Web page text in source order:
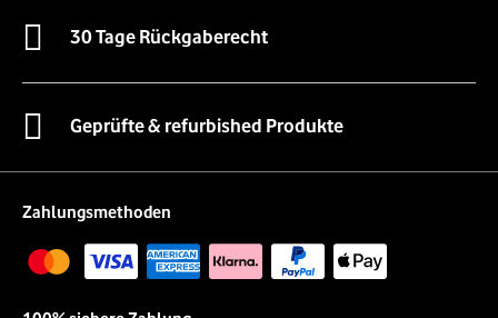
30 Tage Rückgaberecht
Geprüfte & refurbished Produkte
Zahlungsmethoden